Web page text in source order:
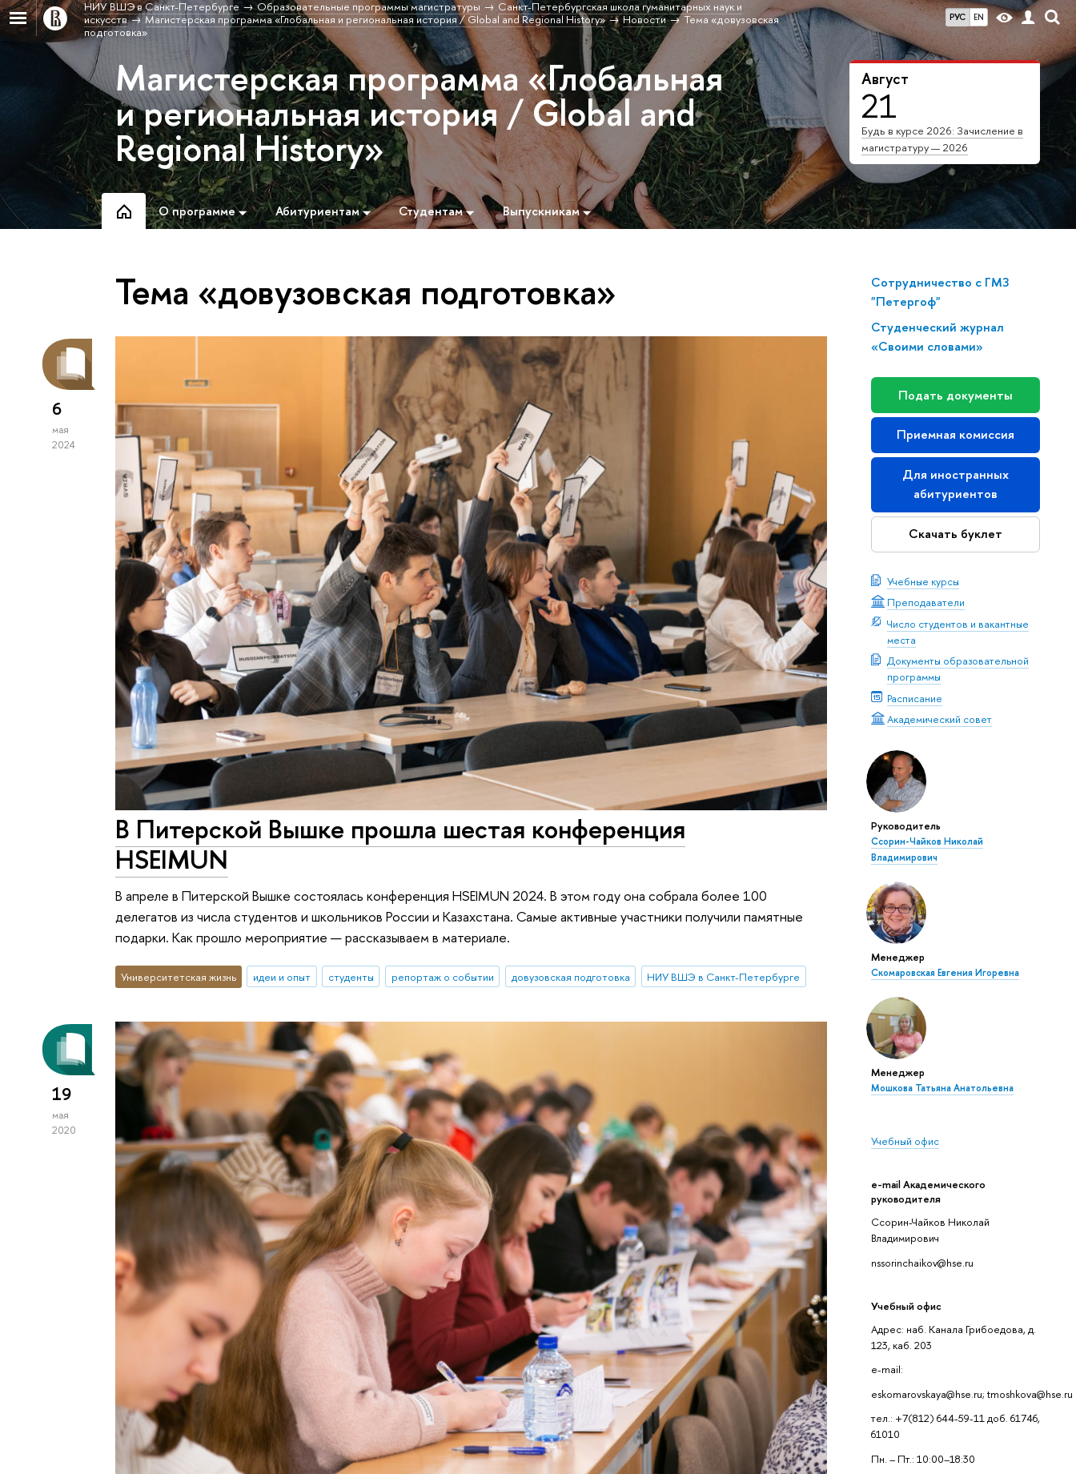
РУС EN
НИУ ВШЭ в Санкт-Петербурге Образовательные программы магистратуры
Санкт-Петербургская школа гуманитарных наук и
искусств
Магистерская программа «Глобальная и региональная история / Global and Regional History» Новости
Тема «довузовская
подготовка»
Август
21
Будь в курсе 2026: Зачисление в
магистратуру — 2026
Магистерская программа «Глобальная
и региональная история / Global and
Regional History»
О программе Абитуриентам Студентам Выпускникам
Сотрудничество с ГМЗ
"Петергоф"
Студенческий журнал
«Своими словами»
Подать документы
Приемная комиссия
Для иностранных
абитуриентов
Скачать буклет
Учебные курсы
Преподаватели
Число студентов и вакантные
места
Документы образовательной
программы
Расписание
Академический совет
Руководитель
Ссорин-Чайков Николай
Владимирович
Менеджер
Скомаровская Евгения Игоревна
Менеджер
Мошкова Татьяна Анатольевна
Учебный офис
e-mail Академического
руководителя
Ссорин-Чайков Николай
Владимирович
nssorinchaikov@hse.ru
Учебный офис
Адрес: наб. Канала Грибоедова, д.
123, каб. 203
e-mail:
eskomarovskaya@hse.ru; tmoshkova@hse.ru
тел.: +7(812) 644-59-11 доб. 61746,
61010
Пн. – Пт.: 10:00–18:30
Тема «довузовская подготовка»
6
мая
2024
В Питерской Вышке прошла шестая конференция
HSEIMUN
В апреле в Питерской Вышке состоялась конференция HSEIMUN 2024. В этом году она собрала более 100
делегатов из числа студентов и школьников России и Казахстана. Самые активные участники получили памятные
подарки. Как прошло мероприятие — рассказываем в материале.
Университетская жизнь идеи и опыт студенты репортаж о событии довузовская подготовка НИУ ВШЭ в Санкт-Петербурге
19
мая
2020